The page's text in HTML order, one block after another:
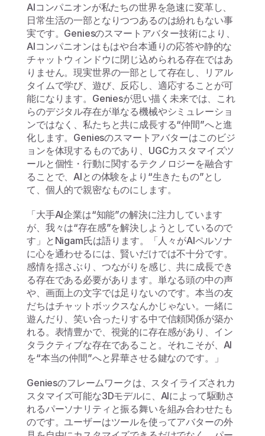
AIコンパニオンが私たちの世界を急速に変革し、
日常生活の一部となりつつあるのは紛れもない事
実です。Geniesのスマートアバター技術により、
AIコンパニオンはもはや台本通りの応答や静的な
チャットウィンドウに閉じ込められる存在ではあ
りません。現実世界の一部として存在し、リアル
タイムで学び、遊び、反応し、適応することが可
能になります。Geniesが思い描く未来では、これ
らのデジタル存在が単なる機械やシミュレーショ
ンではなく、私たちと共に成長する“仲間”へと進
化します。Geniesのスマートアバターはこのビジ
ョンを体現するものであり、UGCカスタマイズツ
ールと個性・行動に関するテクノロジーを融合す
ることで、AIとの体験をより“生きたもの”とし
て、個人的で親密なものにします。
「大手AI企業は“知能”の解決に注力しています
が、我々は“存在感”を解決しようとしているので
す」とNigam氏は語ります。「人々がAIペルソナ
に心を通わせるには、賢いだけでは不十分です。
感情を揺さぶり、つながりを感じ、共に成長でき
る存在である必要があります。単なる頭の中の声
や、画面上の文字では足りないのです。本当の友
だちはチャットボックスなんかじゃない。一緒に
遊んだり、笑い合ったりする中で信頼関係が築か
れる。表情豊かで、視覚的に存在感があり、イン
タラクティブな存在であること。それこそが、AI
を“本当の仲間”へと昇華させる鍵なのです。」
Geniesのフレームワークは、スタイライズされカ
スタマイズ可能な3Dモデルに、AIによって駆動さ
れるパーソナリティと振る舞いを組み合わせたも
のです。ユーザーはツールを使ってアバターの外